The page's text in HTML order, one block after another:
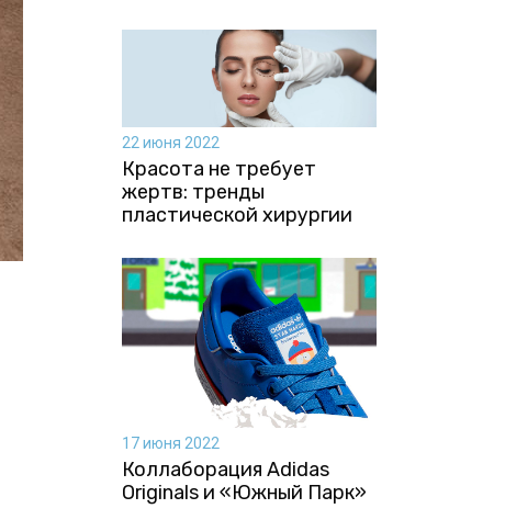
22 июня 2022
Красота не требует
жертв: тренды
пластической хирургии
17 июня 2022
Коллаборация Аdidas
Originals и «Южный Парк»